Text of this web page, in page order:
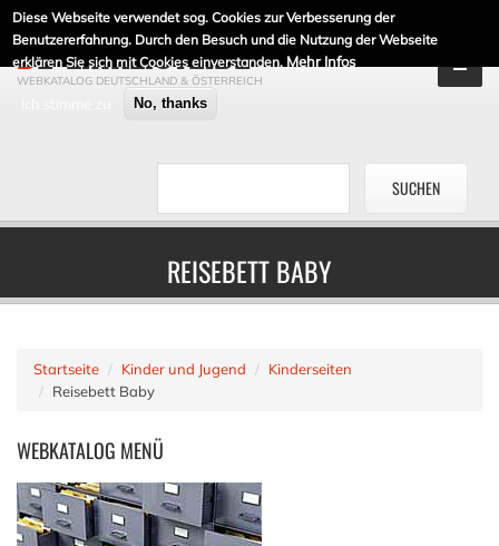
Diese Webseite verwendet sog. Cookies zur Verbesserung der
Benutzererfahrung. Durch den Besuch und die Nutzung der Webseite
erklären Sie sich mit Cookies einverstanden. Mehr Infos
No, thanks
DE-LINKLISTE.DE
WEBKATALOG DEUTSCHLAND & ÖSTERREICH
REISEBETT BABY
Startseite Kinder und Jugend
Kinderseiten
Reisebett Baby
WEBKATALOG MENÜ